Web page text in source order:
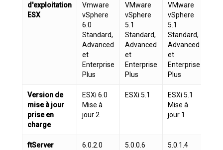
d'exploitation
ESX
Vmware
vSphere
6.0
Standard,
Advanced
et
Enterprise
Plus
VMware
vSphere
5.1
Standard,
Advanced
et
Enterprise
Plus
VMware
vSphere
5.1
Standard,
Advanced
et
Enterprise
Plus
Version de
mise à jour
prise en
charge
ESXi 6.0
Mise à
jour 2
ESXi 5.1
ESXi 5.1
Mise à
jour 1
ftServer
6.0.2.0 5.0.0.6 5.0.1.4